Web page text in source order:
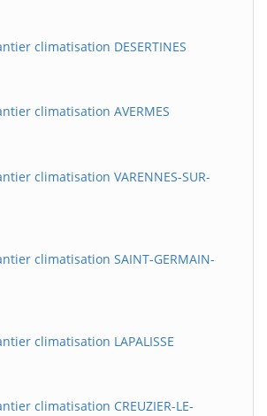
climatisation DESERTINES
climatisation AVERMES
climatisation VARENNES-SUR-
climatisation SAINT-GERMAIN-
climatisation LAPALISSE
climatisation CREUZIER-LE-